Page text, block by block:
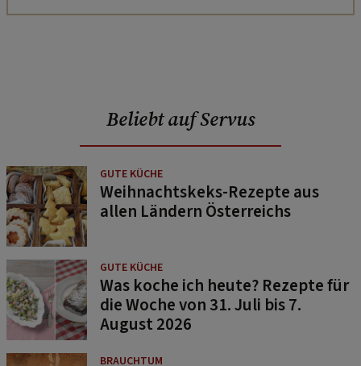
Beliebt auf Servus
GUTE KÜCHE
Weihnachtskeks-Rezepte aus
allen Ländern Österreichs
GUTE KÜCHE
Was koche ich heute? Rezepte für
die Woche von 31. Juli bis 7.
August 2026
BRAUCHTUM